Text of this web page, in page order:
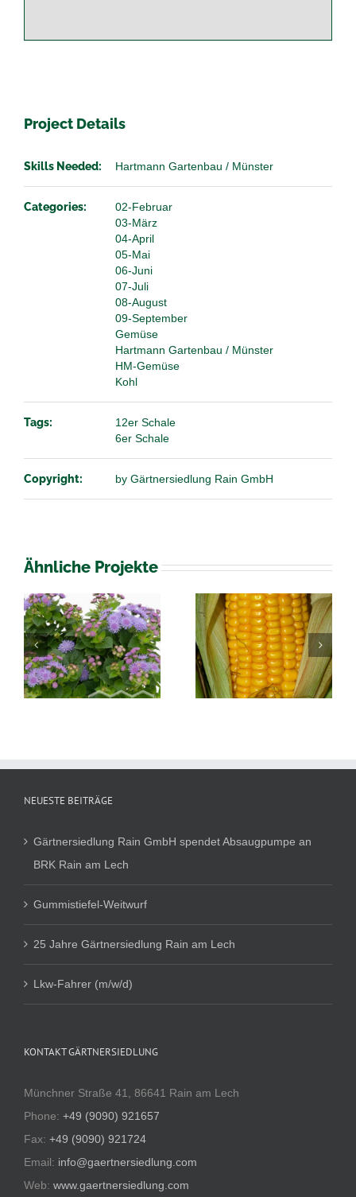
Project Details
Skills Needed: Hartmann Gartenbau / Münster
Categories:
02-Februar
03-März
04-April
05-Mai
06-Juni
07-Juli
08-August
09-September
Gemüse
Hartmann Gartenbau / Münster
HM-Gemüse
Kohl
Tags:
12er Schale
6er Schale
Copyright: by Gärtnersiedlung Rain GmbH
Ähnliche Projekte
Zea Mais
Solanum
melongena
Auberginen
NEUESTE BEITRÄGE
Gärtnersiedlung Rain GmbH spendet Absaugpumpe an
BRK Rain am Lech
Gummistiefel-Weitwurf
25 Jahre Gärtnersiedlung Rain am Lech
Lkw-Fahrer (m/w/d)
KONTAKT GÄRTNERSIEDLUNG
Münchner Straße 41, 86641 Rain am Lech
Phone: +49 (9090) 921657
Fax: +49 (9090) 921724
Email: info@gaertnersiedlung.com
Web: www.gaertnersiedlung.com